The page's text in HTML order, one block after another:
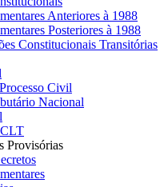
Anteriores à 1988
Posteriores à 1988
Constitucionais Transitórias
Civil
Nacional
Provisórias